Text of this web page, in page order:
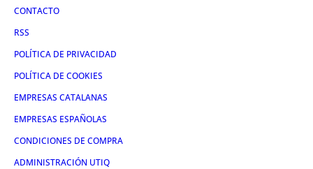
CONTACTO
RSS
POLÍTICA DE PRIVACIDAD
POLÍTICA DE COOKIES
EMPRESAS CATALANAS
EMPRESAS ESPAÑOLAS
CONDICIONES DE COMPRA
ADMINISTRACIÓN UTIQ